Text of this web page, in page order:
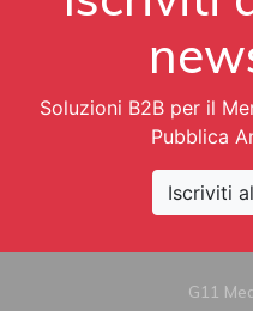
Soluzioni B2B per il
Pubblica
Iscriviti
G11